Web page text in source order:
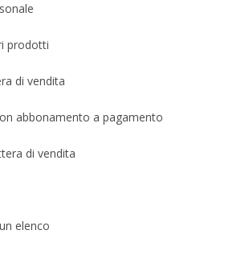
prodotti
di vendita
abbonamento a pagamento
di vendita
elenco